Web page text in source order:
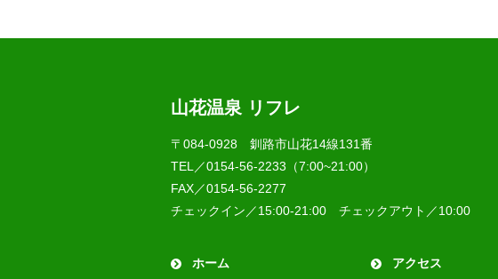
山花温泉 リフレ
〒084-0928 釧路市山花14線131番
TEL／0154-56-2233（7:00~21:00）
FAX／0154-56-2277
チェックイン／15:00-21:00 チェックアウト／10:00
ホーム アクセス